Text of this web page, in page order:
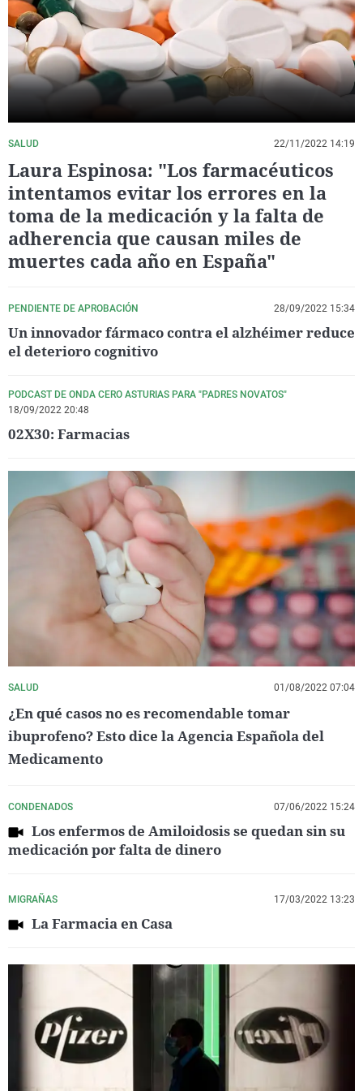
La rosa de los vientos
Gente viajera
Como el perro y el
Retornados
Equipo de
Operación Viuda
Extremadura
Galicia
La Rioja
Navarra
País Vasco
Virales
Televisión
Elecciones
SALUD 22/11/2022 14:19
Laura Espinosa: "Los farmacéuticos
intentamos evitar los errores en la
toma de la medicación y la falta de
adherencia que causan miles de
muertes cada año en España"
PENDIENTE DE APROBACIÓN 28/09/2022 15:34
Un innovador fármaco contra el alzhéimer reduce
el deterioro cognitivo
PODCAST DE ONDA CERO ASTURIAS PARA "PADRES NOVATOS"
18/09/2022 20:48
02X30: Farmacias
SALUD 01/08/2022 07:04
¿En qué casos no es recomendable tomar
ibuprofeno? Esto dice la Agencia Española del
Medicamento
CONDENADOS 07/06/2022 15:24
Los enfermos de Amiloidosis se quedan sin su
medicación por falta de dinero
MIGRAÑAS 17/03/2022 13:23
La Farmacia en Casa